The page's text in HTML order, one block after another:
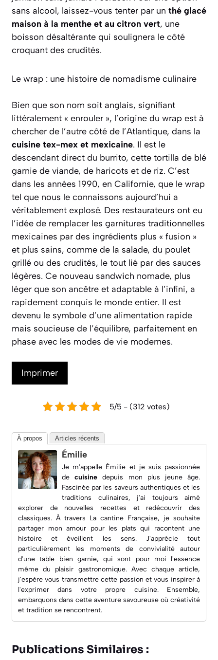
sans alcool, laissez-vous tenter par un thé glacé
maison à la menthe et au citron vert, une
boisson désaltérante qui soulignera le côté
croquant des crudités.
Le wrap : une histoire de nomadisme culinaire
Bien que son nom soit anglais, signifiant
littéralement « enrouler », l’origine du wrap est à
chercher de l’autre côté de l’Atlantique, dans la
cuisine tex-mex et mexicaine. Il est le
descendant direct du burrito, cette tortilla de blé
garnie de viande, de haricots et de riz. C’est
dans les années 1990, en Californie, que le wrap
tel que nous le connaissons aujourd’hui a
véritablement explosé. Des restaurateurs ont eu
l’idée de remplacer les garnitures traditionnelles
mexicaines par des ingrédients plus « fusion »
et plus sains, comme de la salade, du poulet
grillé ou des crudités, le tout lié par des sauces
légères. Ce nouveau sandwich nomade, plus
léger que son ancêtre et adaptable à l’infini, a
rapidement conquis le monde entier. Il est
devenu le symbole d’une alimentation rapide
mais soucieuse de l’équilibre, parfaitement en
phase avec les modes de vie modernes.
Imprimer
5/5 - (312 votes)
À propos Articles récents
Émilie
Je m'appelle Émilie et je suis passionnée
decuisine depuis mon plus jeune âge.
Fascinée par les saveurs authentiques et les
traditions culinaires, j'ai toujours aimé
explorer de nouvelles recettes et redécouvrir des
classiques. À travers La cantine Française, je souhaite
partager mon amour pour les plats qui racontent une
histoire et éveillent les sens. J'apprécie tout
particulièrement les moments de convivialité autour
d'une table bien garnie, qui sont pour moi l'essence
même du plaisir gastronomique. Avec chaque article,
j'espère vous transmettre cette passion et vous inspirer à
l'exprimer dans votre propre cuisine. Ensemble,
embarquons dans cette aventure savoureuse où créativité
et tradition se rencontrent.
Publications Similaires :